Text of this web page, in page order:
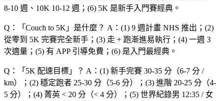
8-10 週、10K 10-12 週；(6) 5K 是新手入門賽經典。
Q：「 Couch to 5K 」是什麼？ A：(1) 9 週計畫 NHS 推出；(2)
從零到 5K 完賽完全新手；(3) 走 + 跑漸進易執行；(4) 一週 3
次適量；(5) 有 APP 引導免費；(6) 是入門最經典。
Q：「 5K 配速目標 」？ A：(1) 新手完賽 30-35 分（6-7 分 /
km）；(2) 穩定跑者 25-30 分（5-6 分）；(3) 進階 20-25 分（4-
5 分）；(4) 菁英 < 20 分（< 4 分）；(5) 世界紀錄男 12:35 / 女